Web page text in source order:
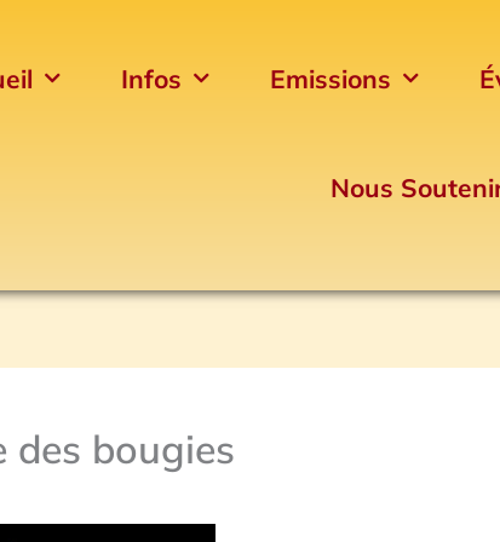
Infos Emissions
Nous
des bougies